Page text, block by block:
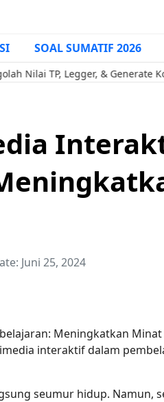
SOAL SUMATIF 2026
Legger, & Generate Kode T/R
Juni 25, 2024
Meningkatkan Minat
interaktif dalam
seumur hidup. Namun,